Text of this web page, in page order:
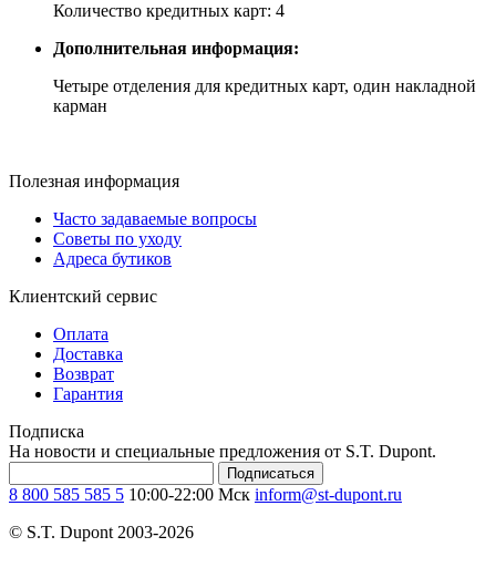
Количество кредитных карт: 4
Дополнительная информация:
Четыре отделения для кредитных карт, один накладной
карман
Полезная информация
Часто задаваемые вопросы
Советы по уходу
Адреса бутиков
Клиентский сервис
Оплата
Доставка
Возврат
Гарантия
Подписка
На новости и специальные предложения от S.T. Dupont.
Подписаться
8 800 585 585 5 10:00-22:00 Мск inform@st-dupont.ru
© S.T. Dupont 2003-2026